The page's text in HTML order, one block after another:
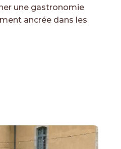
une gastronomie
ancrée dans les
rayonner les saveurs des...
0